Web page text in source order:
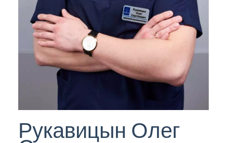
Рукавицын Олег